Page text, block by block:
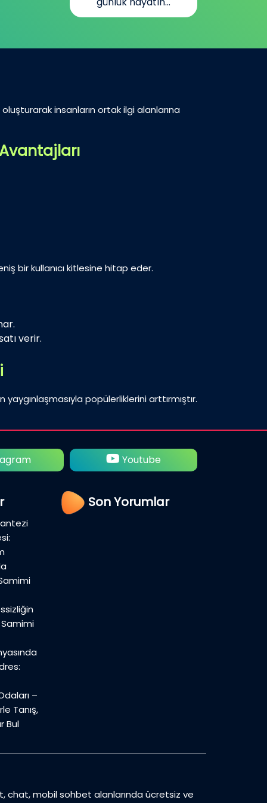
insanların ortak ilgi alanlarına
bir kullanıcı kitlesine hitap eder.
verir.
popülerliklerini arttırmıştır.
Twitter
–
Tanış,
Bul
Son Yorumlar
chat, mobil sohbet alanlarında ücretsiz ve